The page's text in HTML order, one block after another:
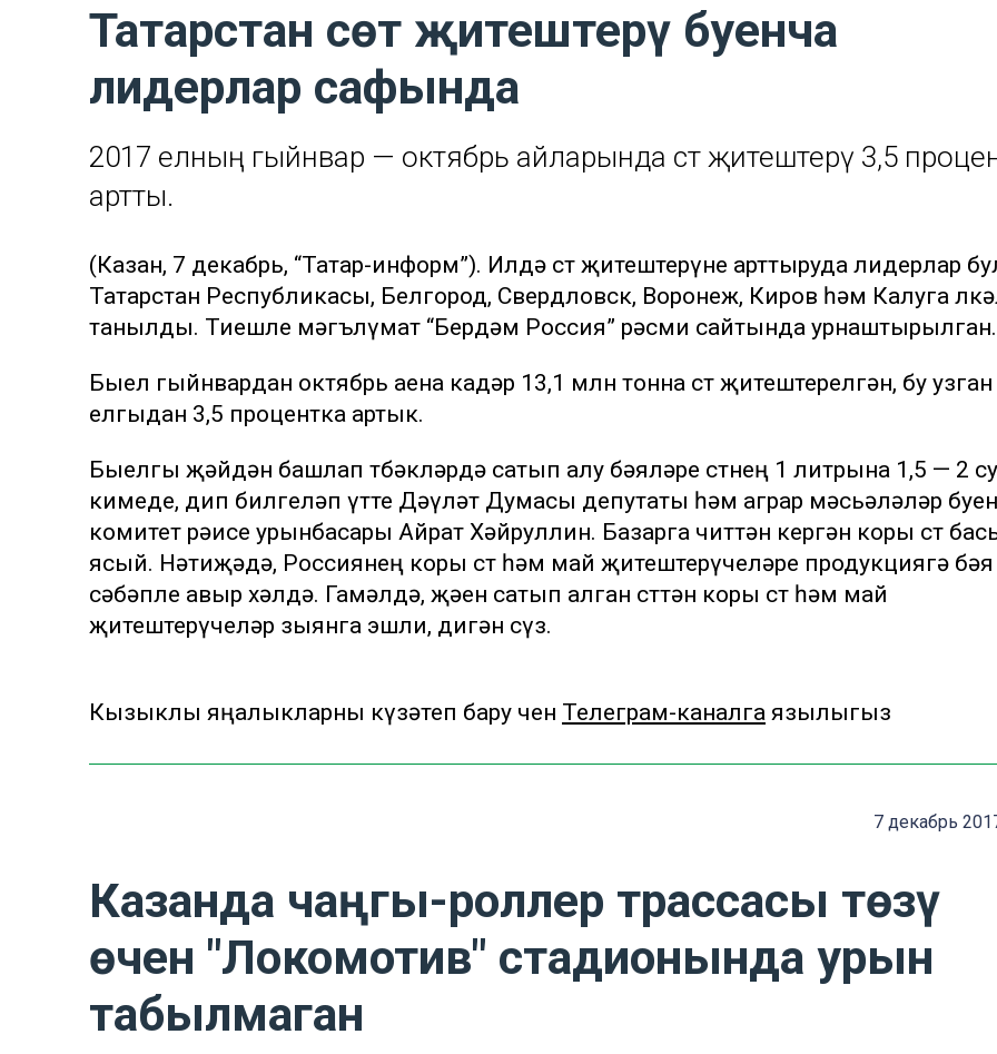
Татарстан сөт җитештерү буенча
лидерлар сафында
2017 елның гыйнвар — октябрь айларында сөт җитештерү 3,5
артты.
(Казан, 7 декабрь, “Татар-информ”). Илдә сөт җитештерүне арттыруда лидерлар
Татарстан Республикасы, Белгород, Свердловск, Воронеж, Киров һәм Калуга
танылды. Тиешле мәгълүмат “Бердәм Россия” рәсми сайтында урнаштырылган.
Быел гыйнвардан октябрь аена кадәр 13,1 млн тонна сөт җитештерелгән, бу узган
елгыдан 3,5 процентка артык.
Быелгы җәйдән башлап төбәкләрдә сатып алу бәяләре сөтнең 1 литрына 1,5 — 2
кимеде, дип билгеләп үтте Дәүләт Думасы депутаты һәм аграр мәсьәләләр
комитет рәисе урынбасары Айрат Хәйруллин. Базарга читтән кергән коры сөт
ясый. Нәтиҗәдә, Россиянең коры сөт һәм май җитештерүчеләре продукциягә бәя
сәбәпле авыр хәлдә. Гамәлдә, җәен сатып алган сөттән коры сөт һәм май
җитештерүчеләр зыянга эшли, дигән сүз.
Кызыклы яңалыкларны күзәтеп бару өчен Телеграм-каналга язылыгыз
7 декабрь
Казанда чаңгы-роллер трассасы төзү
өчен "Локомотив" стадионында урын
табылмаган